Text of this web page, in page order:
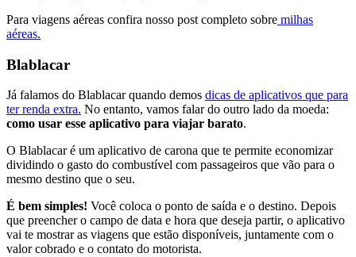
Para viagens aéreas confira nosso post completo sobre milhas
aéreas.
Blablacar
Já falamos do Blablacar quando demos dicas de aplicativos que para
ter renda extra. No entanto, vamos falar do outro lado da moeda:
como usar esse aplicativo para viajar barato.
O Blablacar é um aplicativo de carona que te permite economizar
dividindo o gasto do combustível com passageiros que vão para o
mesmo destino que o seu.
É bem simples! Você coloca o ponto de saída e o destino. Depois
que preencher o campo de data e hora que deseja partir, o aplicativo
vai te mostrar as viagens que estão disponíveis, juntamente com o
valor cobrado e o contato do motorista.